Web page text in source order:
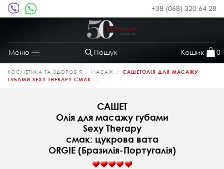
+38 (068) 320 64 28
Пошук Кошик 0
Меню
Toggle
navigation
КОСМЕТИКА ТА ЗДОРОВ'Я МАСАЖ
САШЕТОЛІЯ ДЛЯ МАСАЖУ
ГУБАМИ SEXY THERAPY СМАК:...
САШЕТ
Олія для масажу губами
Sexy Therapy
смак: цукрова вата
ORGIE (Бразилія-Португалія)